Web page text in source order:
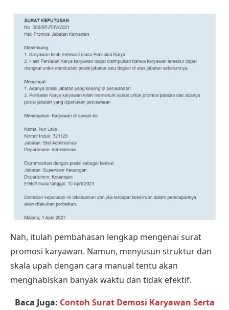
Nah, itulah pembahasan lengkap mengenai surat
promosi karyawan. Namun, menyusun struktur dan
skala upah dengan cara manual tentu akan
menghabiskan banyak waktu dan tidak efektif.
Baca Juga: Contoh Surat Demosi Karyawan Serta